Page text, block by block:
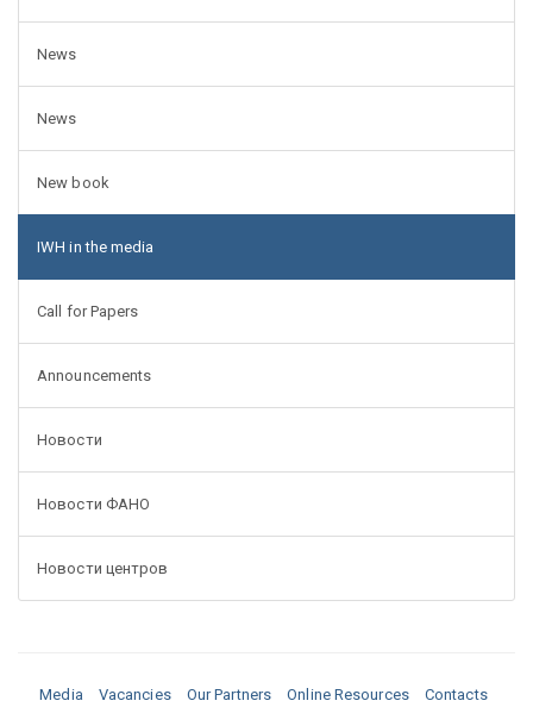
News
News
New book
IWH in the media
Call for Papers
Announcements
Новости
Новости ФАНО
Новости центров
Media Vacancies Our Partners Online Resources Contacts